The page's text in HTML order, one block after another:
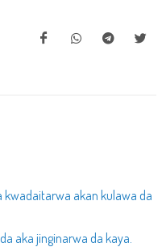
kwadaitarwa akan kulawa da
aka jinginarwa da kaya.